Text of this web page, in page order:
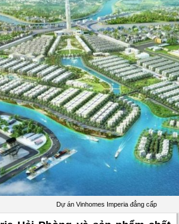
Dự án Vinhomes Imperia đẳng cấp